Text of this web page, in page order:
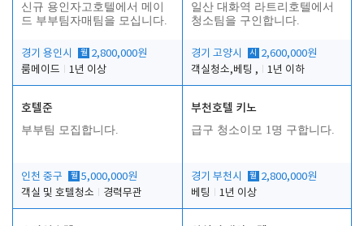
신규 용인자고호텔에서 메이
드 부부팀자매팀을 모십니다.
경기 용인시 월 2,800,000원
룸메이드
1년 이상
일산 대화역 라트리호텔에서
청소팀을 구인합니다.
경기 고양시 시
2,600,000원
객실청소,베팅 ,
1년 이하
호텔준
부부팀 모집합니다.
인천 중구 월 5,000,000원
객실 및 호텔청소
경력무관
부천호텔 키노
급구 청소이모 1명 구합니다.
경기 부천시 월 2,800,000원
베팅
1년 이상